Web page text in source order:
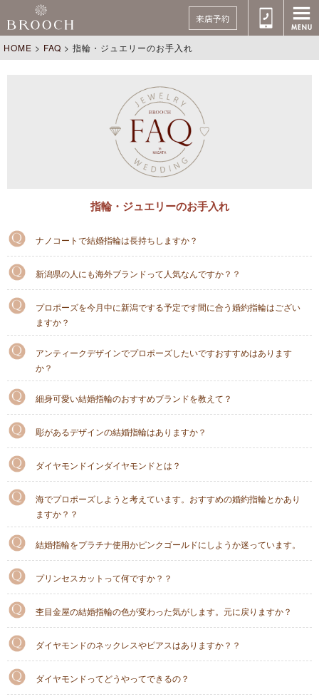
来店予約
HOME > FAQ >指輪・ジュエリーのお手入れ
指輪・ジュエリーのお手入れ
ナノコートで結婚指輪は長持ちしますか？
新潟県の人にも海外ブランドって人気なんですか？？
プロポーズを今月中に新潟でする予定です間に合う婚約指輪はござい
ますか？
アンティークデザインでプロポーズしたいですおすすめはあります
か？
細身可愛い結婚指輪のおすすめブランドを教えて？
彫があるデザインの結婚指輪はありますか？
ダイヤモンドインダイヤモンドとは？
海でプロポーズしようと考えています。おすすめの婚約指輪とかあり
ますか？？
結婚指輪をプラチナ使用かピンクゴールドにしようか迷っています。
プリンセスカットって何ですか？？
杢目金屋の結婚指輪の色が変わった気がします。元に戻りますか？
ダイヤモンドのネックレスやピアスはありますか？？
ダイヤモンドってどうやってできるの？